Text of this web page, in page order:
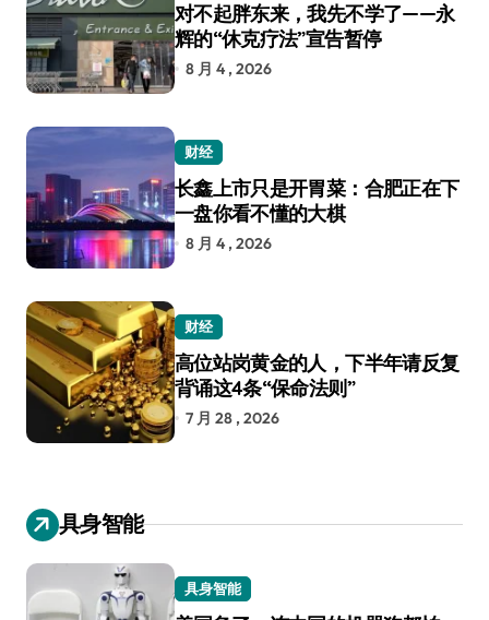
对不起胖东来，我先不学了——永
辉的“休克疗法”宣告暂停
8 月 4 , 2026
财经
长鑫上市只是开胃菜：合肥正在下
一盘你看不懂的大棋
8 月 4 , 2026
财经
高位站岗黄金的人，下半年请反复
背诵这4条“保命法则”
7 月 28 , 2026
具身智能
具身智能